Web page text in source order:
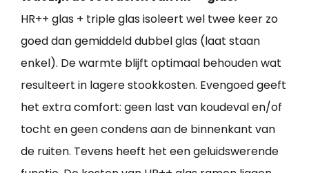
HR++ glas + triple glas isoleert wel twee keer zo
goed dan gemiddeld dubbel glas (laat staan
enkel). De warmte blijft optimaal behouden wat
resulteert in lagere stookkosten. Evengoed geeft
het extra comfort: geen last van koudeval en/of
tocht en geen condens aan de binnenkant van
de ruiten. Tevens heeft het een geluidswerende